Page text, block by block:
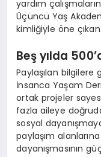
yardım
Üçüncü Yaş
kimliğiyle öne çıkan
Beş yılda
Paylaşılan bilgilere
İnsanca Yaşam
ortak projeler
fazla aileye
sosyal
paylaşım
dayanışmasının